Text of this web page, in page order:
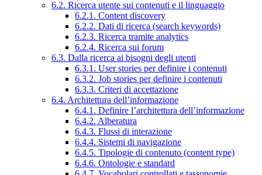
6.2. Ricerca utente sui contenuti e il linguaggio
6.2.1. Content discovery
6.2.2. Dati di ricerca (search keywords)
6.2.3. Ricerca tramite analytics
6.2.4. Ricerca sui forum
6.3. Dalla ricerca ai bisogni degli utenti
6.3.1. User stories per definire i contenuti
6.3.2. Job stories per definire i contenuti
6.3.3. Criteri di accettazione
6.4. Architettura dell’informazione
6.4.1. Definire l’architettura dell’informazione
6.4.2. Alberatura
6.4.3. Flussi di interazione
6.4.4. Sistemi di navigazione
6.4.5. Tipologie di contenuto (content type)
6.4.6. Ontologie e standard